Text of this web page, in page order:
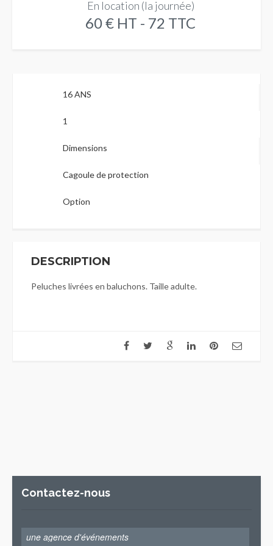
En location (la journée)
60 € HT - 72 TTC
16 ANS
1
Dimensions
Cagoule de protection
Option
DESCRIPTION
Peluches livrées en baluchons. Taille adulte.
Contactez-nous